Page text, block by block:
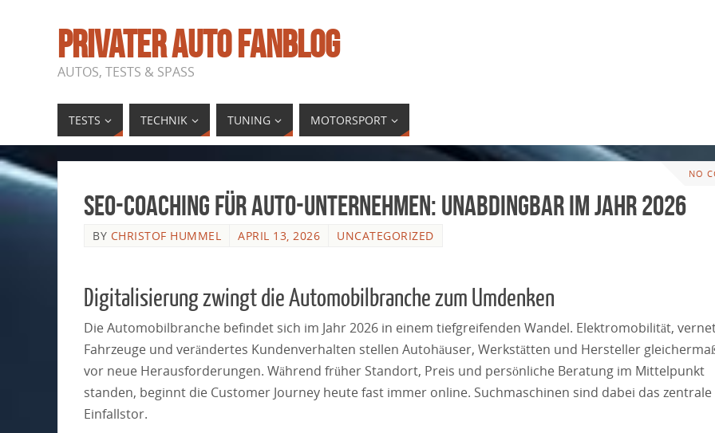
PRIVATER AUTO FANBLOG
AUTOS, TESTS & SPASS
TESTS TECHNIK TUNING MOTORSPORT
NO
SEO-Coaching für Auto-Unternehmen: Unabdingbar im Jahr 2026
BY CHRISTOF HUMMEL APRIL 13, 2026 UNCATEGORIZED
Digitalisierung zwingt die Automobilbranche zum Umdenken
Die Automobilbranche befindet sich im Jahr 2026 in einem tiefgreifenden Wandel. Elektromobilität,
Fahrzeuge und verändertes Kundenverhalten stellen Autohäuser, Werkstätten und Hersteller
vor neue Herausforderungen. Während früher Standort, Preis und persönliche Beratung im Mittelpunkt
standen, beginnt die Customer Journey heute fast immer online. Suchmaschinen sind dabei das zentrale
Einfallstor.